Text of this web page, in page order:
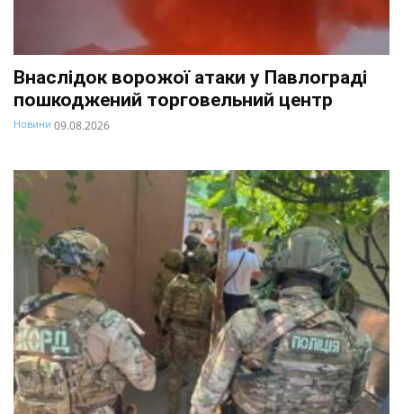
Внаслідок ворожої атаки у Павлограді
пошкоджений торговельний центр
Новини 09.08.2026